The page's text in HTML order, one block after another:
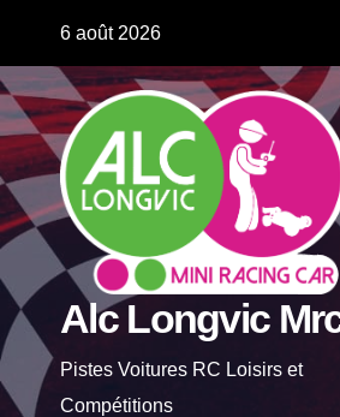
content
6 août 2026
Alc Longvic
Pistes Voitures RC Loisirs et
Compétitions